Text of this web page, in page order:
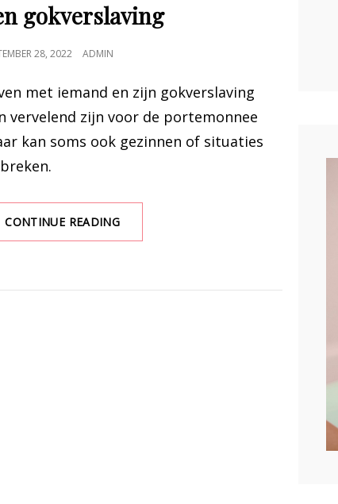
gokverslaving
28, 2022 ADMIN
met iemand en zijn gokverslaving
vervelend zijn voor de portemonnee
kan soms ook gezinnen of situaties
CONTINUE READING
ZIJN
VAN